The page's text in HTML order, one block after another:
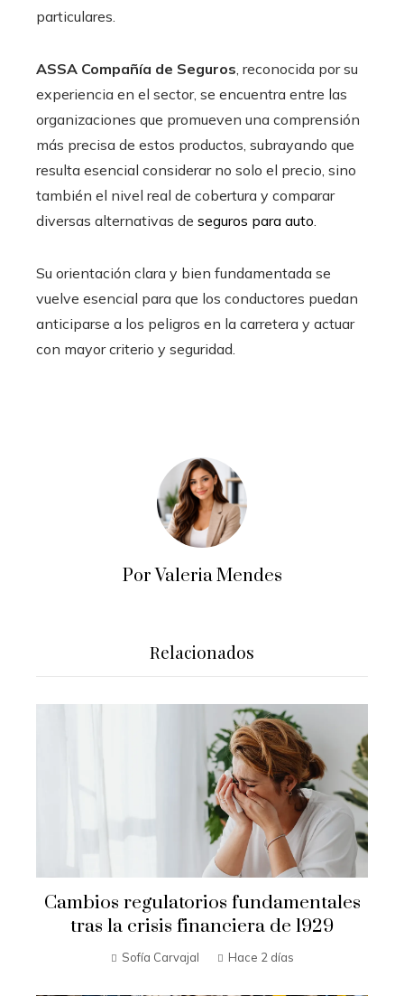
particulares.
ASSA Compañía de Seguros, reconocida por su
experiencia en el sector, se encuentra entre las
organizaciones que promueven una comprensión
más precisa de estos productos, subrayando que
resulta esencial considerar no solo el precio, sino
también el nivel real de cobertura y comparar
diversas alternativas de seguros para auto.
Su orientación clara y bien fundamentada se
vuelve esencial para que los conductores puedan
anticiparse a los peligros en la carretera y actuar
con mayor criterio y seguridad.
Por Valeria Mendes
Relacionados
Cambios regulatorios fundamentales
tras la crisis financiera de 1929
Sofía Carvajal Hace 2 días